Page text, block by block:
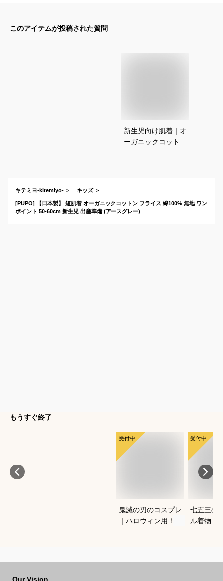
このアイテムが投稿された質問
新生児向け肌着｜オ
ーガニックコットン
キテミヨ-kitemiyo- キッズ
[PUPO] 【日本製】 短肌着 オーガニックコットン フライス 綿100% 無地 ワン
ポイント 50-60cm 新生児 出産準備 (アースグレー)
もうすぐ終了
受付中
鬼滅の刃のコスプレ
｜ハロウィン用！キ
受付中
七五三の
ル着物（
Our Vision